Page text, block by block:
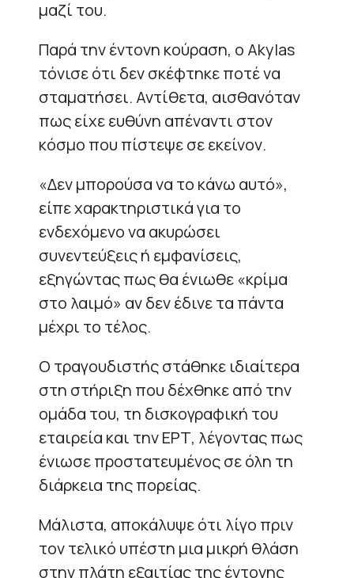
μαζί του.
Παρά την έντονη κούραση, ο Akylas
τόνισε ότι δεν σκέφτηκε ποτέ να
σταματήσει. Αντίθετα, αισθανόταν
πως είχε ευθύνη απέναντι στον
κόσμο που πίστεψε σε εκείνον.
«Δεν μπορούσα να το κάνω αυτό»,
είπε χαρακτηριστικά για το
ενδεχόμενο να ακυρώσει
συνεντεύξεις ή εμφανίσεις,
εξηγώντας πως θα ένιωθε «κρίμα
στο λαιμό» αν δεν έδινε τα πάντα
μέχρι το τέλος.
Ο τραγουδιστής στάθηκε ιδιαίτερα
στη στήριξη που δέχθηκε από την
ομάδα του, τη δισκογραφική του
εταιρεία και την ΕΡΤ, λέγοντας πως
ένιωσε προστατευμένος σε όλη τη
διάρκεια της πορείας.
Μάλιστα, αποκάλυψε ότι λίγο πριν
τον τελικό υπέστη μια μικρή θλάση
στην πλάτη εξαιτίας της έντονης